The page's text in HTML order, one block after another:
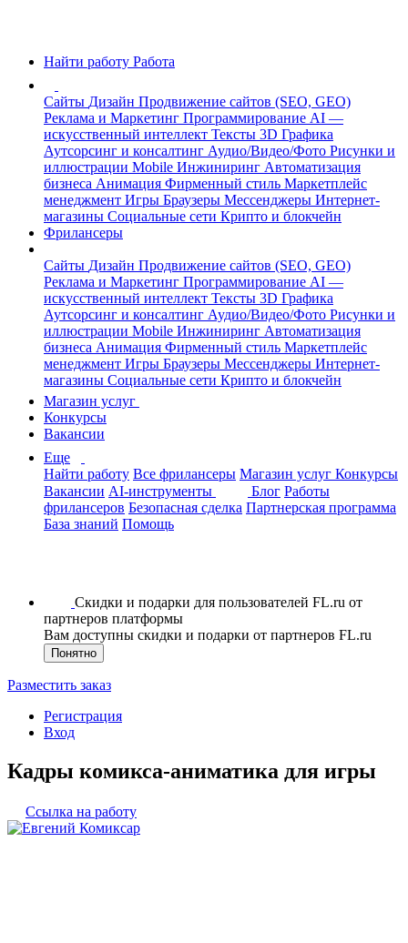
Найти работу Работа
Сайты Дизайн Продвижение сайтов (SEO, GEO)
Реклама и Маркетинг Программирование AI —
искусственный интеллект Тексты 3D Графика
Аутсорсинг и консалтинг Аудио/Видео/Фото Рисунки и
иллюстрации Mobile Инжиниринг Автоматизация
бизнеса Анимация Фирменный стиль Маркетплейс
менеджмент Игры Браузеры Мессенджеры Интернет-
магазины Социальные сети Крипто и блокчейн
Фрилансеры
Сайты Дизайн Продвижение сайтов (SEO, GEO)
Реклама и Маркетинг Программирование AI —
искусственный интеллект Тексты 3D Графика
Аутсорсинг и консалтинг Аудио/Видео/Фото Рисунки и
иллюстрации Mobile Инжиниринг Автоматизация
бизнеса Анимация Фирменный стиль Маркетплейс
менеджмент Игры Браузеры Мессенджеры Интернет-
магазины Социальные сети Крипто и блокчейн
Магазин услуг
Конкурсы
Вакансии
Еще
Найти работу Все фрилансеры Магазин услуг Конкурсы
Вакансии AI-инструменты Блог Работы
фрилансеров Безопасная сделка Партнерская программа
База знаний Помощь
Скидки и подарки для пользователей FL.ru от
партнеров платформы
Вам доступны скидки и подарки от партнеров FL.ru
Понятно
Разместить заказ
Регистрация
Вход
Кадры комикса-аниматика для игры
Ссылка на работу